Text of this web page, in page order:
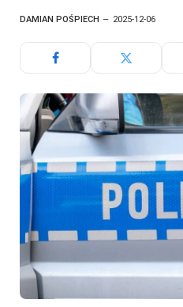
DAMIAN POŚPIECH 2025-12-06